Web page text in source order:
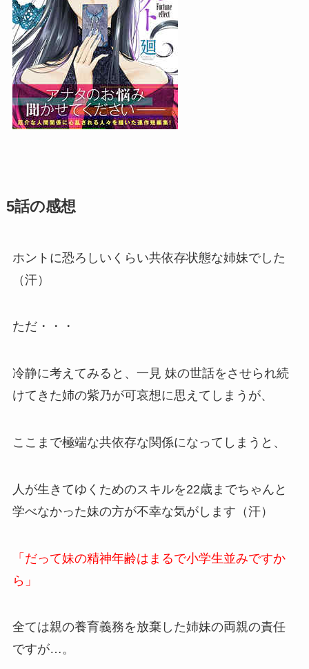
5話の感想
ホントに恐ろしいくらい共依存状態な姉妹でした
（汗）
ただ・・・
冷静に考えてみると、一見 妹の世話をさせられ続
けてきた姉の紫乃が可哀想に思えてしまうが、
ここまで極端な共依存な関係になってしまうと、
人が生きてゆくためのスキルを22歳までちゃんと
学べなかった妹の方が不幸な気がします（汗）
「だって妹の精神年齢はまるで小学生並みですか
ら」
全ては親の養育義務を放棄した姉妹の両親の責任
ですが…。